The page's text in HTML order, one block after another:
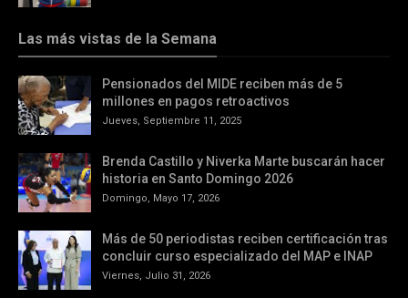
Las más vistas de la Semana
Pensionados del MIDE reciben más de 5
millones en pagos retroactivos
Jueves, Septiembre 11, 2025
Brenda Castillo y Niverka Marte buscarán hacer
historia en Santo Domingo 2026
Domingo, Mayo 17, 2026
Más de 50 periodistas reciben certificación tras
concluir curso especializado del MAP e INAP
Viernes, Julio 31, 2026